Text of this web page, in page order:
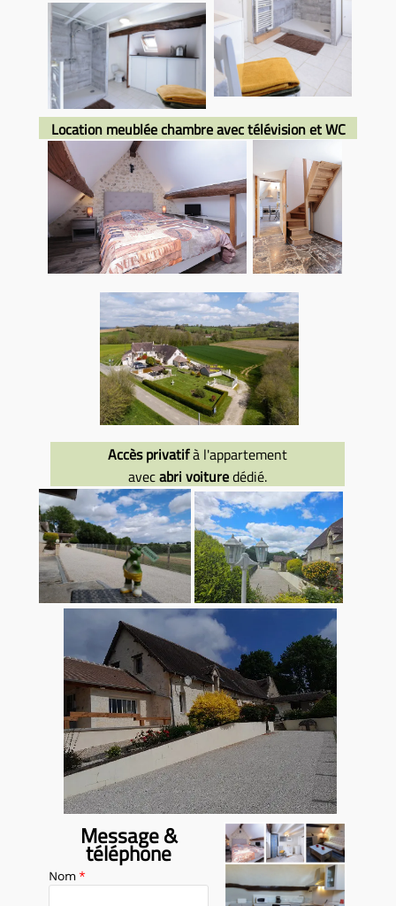
location meublée
Mortagne au Perche 61
location meublée
au mois
Mortagne au perche
61
location meublée
Mortagne au Perche 61
location au mois
meublée mortagne
au perche 61
location meublee
mortagne au perche 61
location meublée Mortagne au Perche-
61-chambre
Location meublée chambre avec télévision et WC
Accès privatifà l'appartement
avecabri voituredédié.
Message &
téléphone
Nom*